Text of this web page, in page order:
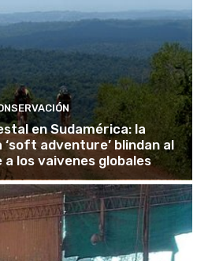
en Sudamérica: la
adventure’ blindan al
los vaivenes globales